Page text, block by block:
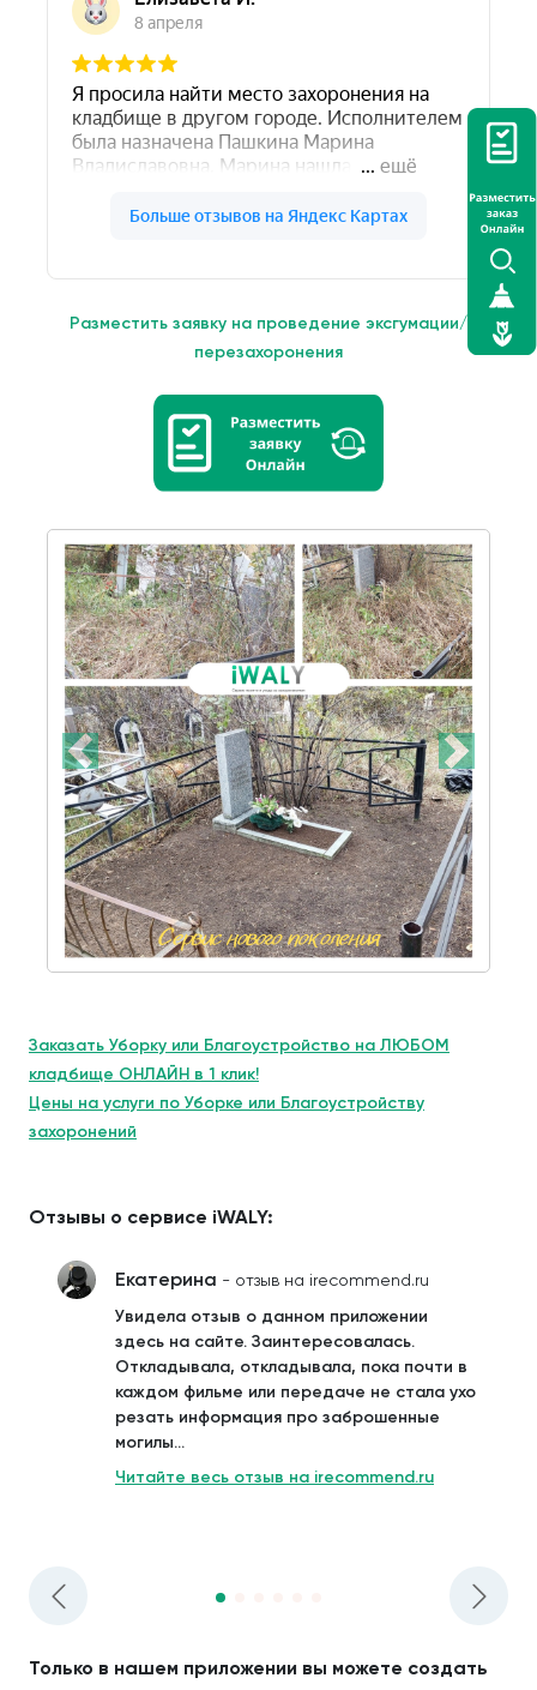
Разместить заявку на проведение эксгумации/
перезахоронения
Заказать Уборку или Благоустройство на ЛЮБОМ
кладбище ОНЛАЙН в 1 клик!
Цены на услуги по Уборке или Благоустройству
захоронений
Отзывы о сервисе iWALY:
Екатерина - отзыв на irecommend.ru
Увидела отзыв о данном приложении
здесь на сайте. Заинтересовалась.
Откладывала, откладывала, пока почти в
каждом фильме или передаче не стала ухо
резать информация про заброшенные
могилы...
Читайте весь отзыв на irecommend.ru
Только в нашем приложении вы можете создать